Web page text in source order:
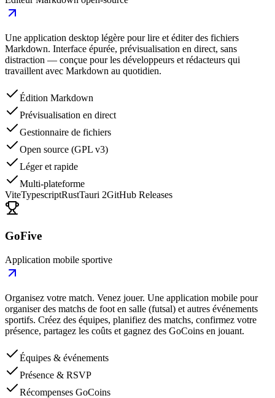
Une application desktop légère pour lire et éditer des fichiers
Markdown. Interface épurée, prévisualisation en direct, sans
distraction — conçue pour les développeurs et rédacteurs qui
travaillent avec Markdown au quotidien.
Édition Markdown
Prévisualisation en direct
Gestionnaire de fichiers
Open source (GPL v3)
Léger et rapide
Multi-plateforme
ViteTypescriptRustTauri 2GitHub Releases
GoFive
Application mobile sportive
Organisez votre match. Venez jouer. Une application mobile pour
organiser des matchs de foot en salle (futsal) et autres événements
sportifs. Créez des équipes, planifiez des matchs, confirmez votre
présence, partagez les coûts et gagnez des GoCoins en jouant.
Équipes & événements
Présence & RSVP
Récompenses GoCoins